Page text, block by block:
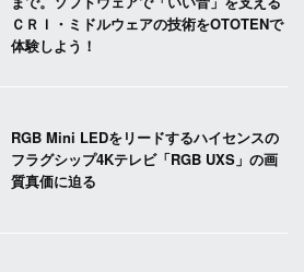
ＣＲＩ・ミドルウェアの技術をOTOTENで
体験しよう！
RGB Mini LEDをリードするハイセンスの
フラグシップ4Kテレビ「RGB UXS」の画
質真価に迫る